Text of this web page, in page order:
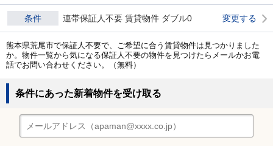
条件 連帯保証人不要 賃貸物件 ダブル0 変更する
熊本県荒尾市で保証人不要で、ご希望に合う賃貸物件は見つかりました
か。物件一覧から気になる保証人不要の物件を見つけたらメールかお電
話でお問い合わせください。（無料）
条件にあった新着物件を受け取る